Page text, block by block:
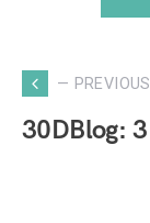
—
30DBlog: